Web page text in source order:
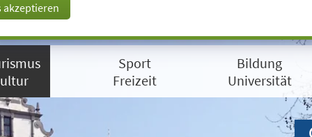
akzeptieren
Sport
Freizeit
Bildung
Universität